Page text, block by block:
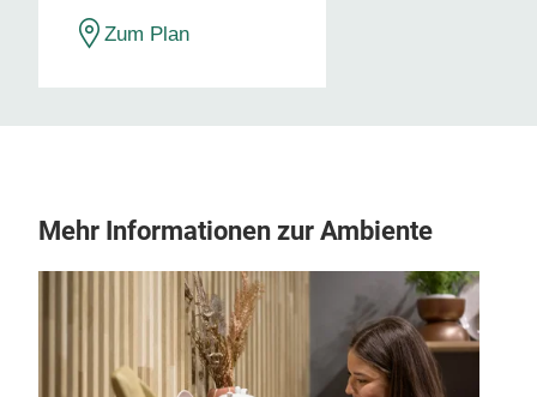
Zum Plan
Mehr Informationen zur Ambiente